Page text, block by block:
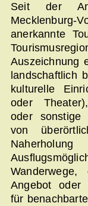
Seit der
Mecklenburg-
anerkannte
Auszeichnung
landschaftlich
kulturelle
oder
oder sonstige
von
Wanderwege,
Angebot oder
für